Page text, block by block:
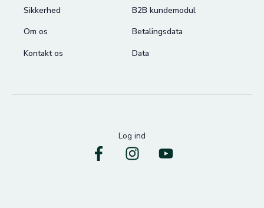
Sikkerhed
Om os
Kontakt os
B2B kundemodul
Betalingsdata
Data
Log ind